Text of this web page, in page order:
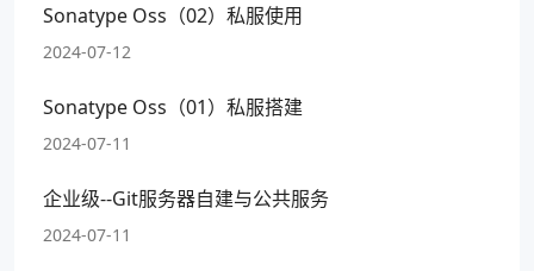
Sonatype Oss（02）私服使用
2024-07-12
Sonatype Oss（01）私服搭建
2024-07-11
企业级--Git服务器自建与公共服务
2024-07-11